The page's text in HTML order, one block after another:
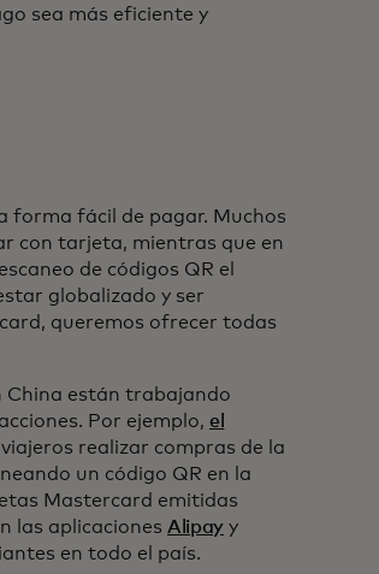
sea más eficiente y
forma fácil de pagar. Muchos
con tarjeta, mientras que en
de códigos QR el
globalizado y ser
queremos ofrecer todas
China están trabajando
Por ejemplo, el
realizar compras de la
un código QR en la
Mastercard emitidas
las aplicaciones Alipay y
en todo el país.